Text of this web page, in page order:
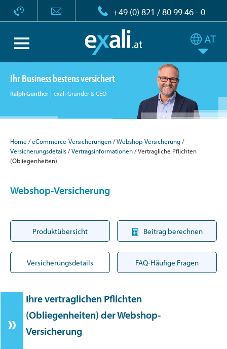
+49 (0) 821 / 80 99 46 - 0
Ihr Business bestens versichert
Ralph Günther exali Gründer & CEO
Home eCommerce-Versicherungen
Webshop-Versicherung
Versicherungsdetails
Vertragsinformationen
Vertragliche Pflichten
(Obliegenheiten)
Webshop-Versicherung
Produktübersicht Beitrag berechnen
Versicherungsdetails FAQ-Häufige Fragen
Ihre vertraglichen Pflichten
(Obliegenheiten) der Webshop-
Versicherung